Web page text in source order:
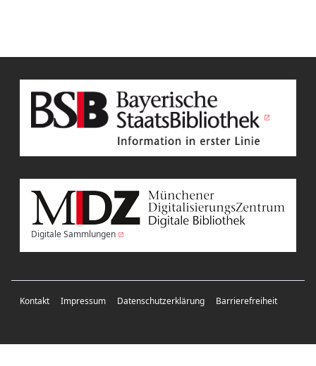
Digitale Sammlungen
Kontakt Impressum Datenschutzerklärung Barrierefreiheit